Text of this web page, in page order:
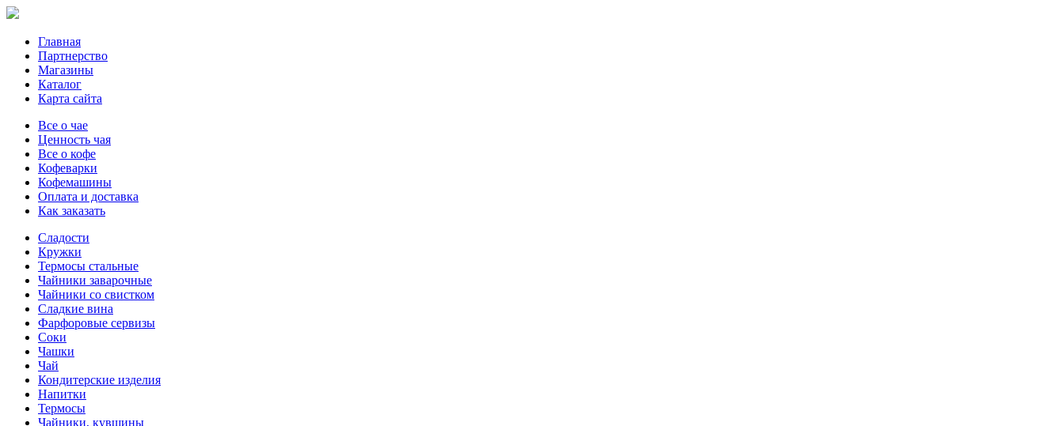
Главная
Партнерство
Магазины
Каталог
Карта сайта
Все о чае
Ценность чая
Все о кофе
Кофеварки
Кофемашины
Оплата и доставка
Как заказать
Сладости
Кружки
Термосы стальные
Чайники заварочные
Чайники со свистком
Сладкие вина
Фарфоровые сервизы
Соки
Чашки
Чай
Кондитерские изделия
Напитки
Термосы
Чайники, кувшины